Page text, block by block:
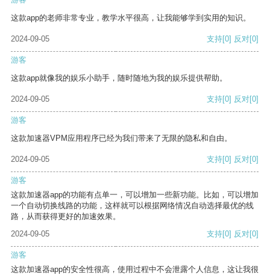
这款app的老师非常专业，教学水平很高，让我能够学到实用的知识。
2024-09-05 支持[0] 反对[0]
游客
这款app就像我的娱乐小助手，随时随地为我的娱乐提供帮助。
2024-09-05 支持[0] 反对[0]
游客
这款加速器VPM应用程序已经为我们带来了无限的隐私和自由。
2024-09-05 支持[0] 反对[0]
游客
这款加速器app的功能有点单一，可以增加一些新功能。比如，可以增加
一个自动切换线路的功能，这样就可以根据网络情况自动选择最优的线
路，从而获得更好的加速效果。
2024-09-05
支持[0] 反对[0]
游客
这款加速器app的安全性很高，使用过程中不会泄露个人信息，这让我很